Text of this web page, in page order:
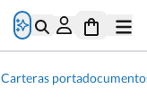
Carteras